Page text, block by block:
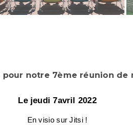
pour notre 7ème réunion
Le jeudi 7avril 2022
En visio sur Jitsi !